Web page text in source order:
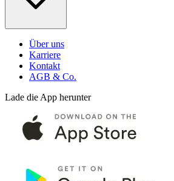
Über uns
Karriere
Kontakt
AGB & Co.
Lade die App herunter